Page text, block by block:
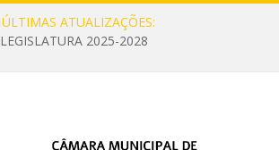
ÚLTIMAS ATUALIZAÇÕES:
LEGISLATURA 2025-2028